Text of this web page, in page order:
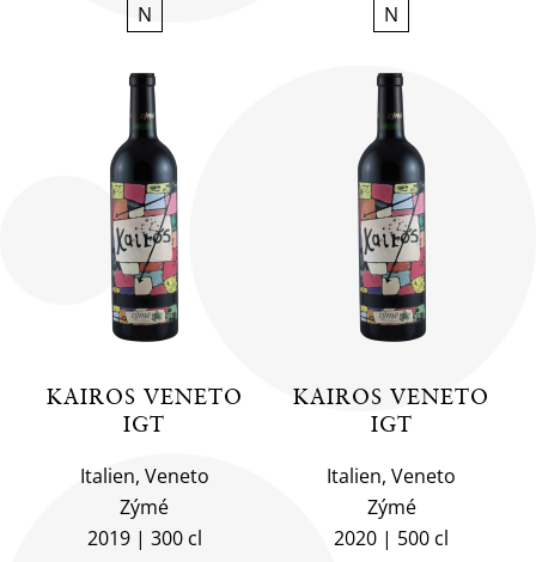
N N
KAIROS VENETO
IGT
Italien, Veneto
Zýmé
2019
300 cl
KAIROS VENETO
IGT
Italien, Veneto
Zýmé
2020
500 cl